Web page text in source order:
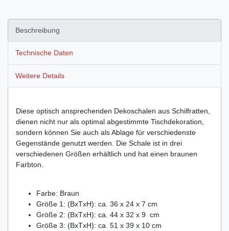
Beschreibung
Technische Daten
Weitere Details
Diese optisch ansprechenden Dekoschalen aus Schilfratten,
dienen nicht nur als optimal abgestimmte Tischdekoration,
sondern können Sie auch als Ablage für verschiedenste
Gegenstände genutzt werden. Die Schale ist in drei
verschiedenen Größen erhältlich und hat einen braunen
Farbton.
Farbe: Braun
Größe 1: (BxTxH): ca. 36 x 24 x 7 cm
Größe 2: (BxTxH): ca. 44 x 32 x 9 cm
Größe 3: (BxTxH): ca. 51 x 39 x 10 cm